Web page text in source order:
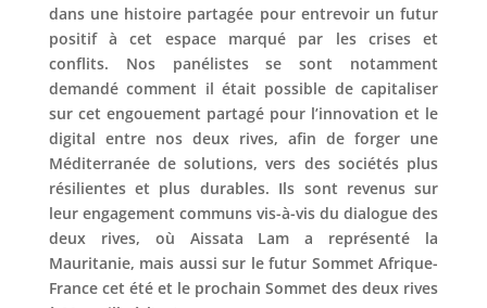
dans une histoire partagée pour entrevoir un futur
positif à cet espace marqué par les crises et
conflits. Nos panélistes se sont notamment
demandé comment il était possible de capitaliser
sur cet engouement partagé pour l’innovation et le
digital entre nos deux rives, afin de forger une
Méditerranée de solutions, vers des sociétés plus
résilientes et plus durables. Ils sont revenus sur
leur engagement communs vis-à-vis du dialogue des
deux rives, où Aissata Lam a représenté la
Mauritanie, mais aussi sur le futur Sommet Afrique-
France cet été et le prochain Sommet des deux rives